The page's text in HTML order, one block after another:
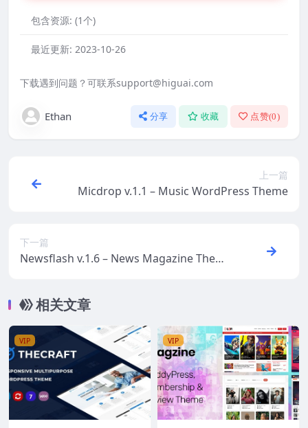
包含资源: (1个)
最近更新: 2023-10-26
下载遇到问题？可联系support@higuai.com
Ethan 分享 收藏 点赞(0)
上一篇
Micdrop v.1.1 – Music WordPress Theme
下一篇
Newsflash v.1.6 – News Magazine Theme
相关文章
VIP VIP